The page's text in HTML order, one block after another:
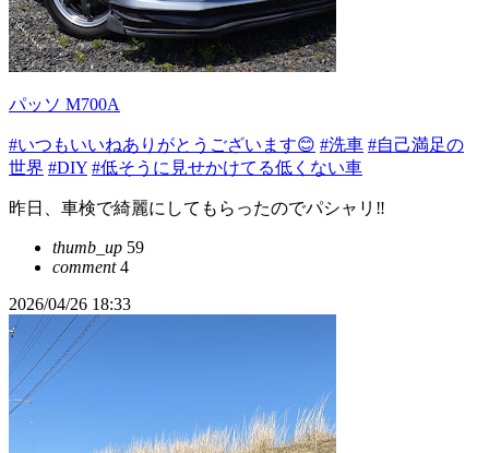
パッソ M700A
#いつもいいねありがとうございます😊 #洗車 #自己満足の
世界 #DIY #低そうに見せかけてる低くない車
昨日、車検で綺麗にしてもらったのでパシャリ‼️
thumb_up 59
comment4
2026/04/26 18:33